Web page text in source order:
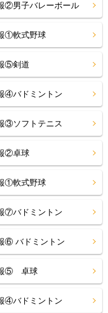
②男子バレーボール
①軟式野球
⑤剣道
④バドミントン
報③ソフトテニス
②卓球
①軟式野球
⑦バドミントン
⑥ バドミントン
報⑤ 卓球
④バドミントン